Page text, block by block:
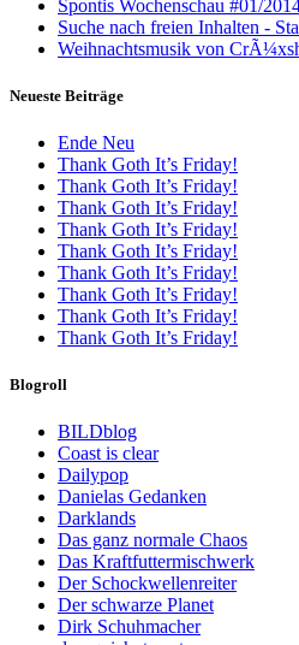
Spontis Wochenschau #01/
Suche nach freien Inhalten -
Weihnachtsmusik von
Neueste Beiträge
Ende Neu
Thank Goth It’s Friday!
Thank Goth It’s Friday!
Thank Goth It’s Friday!
Thank Goth It’s Friday!
Thank Goth It’s Friday!
Thank Goth It’s Friday!
Thank Goth It’s Friday!
Thank Goth It’s Friday!
Thank Goth It’s Friday!
Blogroll
BILDblog
Coast is clear
Dailypop
Danielas Gedanken
Darklands
Das ganz normale Chaos
Das Kraftfuttermischwerk
Der Schockwellenreiter
Der schwarze Planet
Dirk Schuhmacher